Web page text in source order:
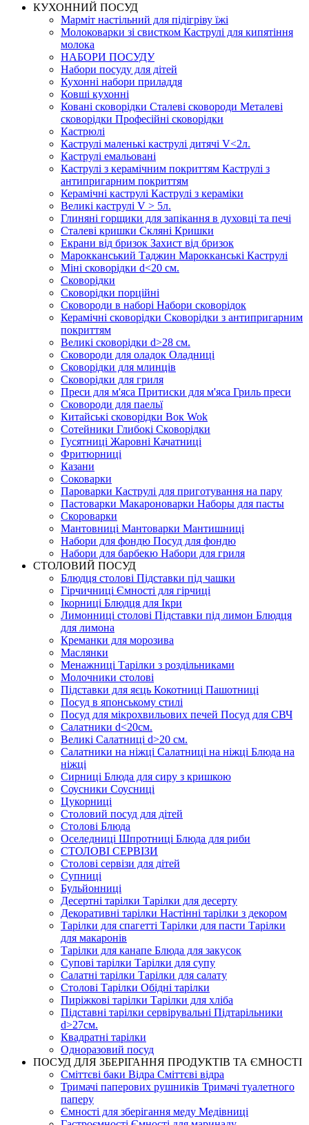
КУХОННИЙ ПОСУД
Марміт настільний для підігріву їжі
Молоковарки зі свистком Каструлі для кипятіння
молока
НАБОРИ ПОСУДУ
Набори посуду для дітей
Кухонні набори приладдя
Ковші кухонні
Ковані сковорідки Сталеві сковороди Металеві
сковорідки Професійні сковорідки
Кастрюлі
Каструлі маленькі каструлі дитячі V<2л.
Каструлі емальовані
Каструлі з керамічним покриттям Каструлі з
антипригарним покриттям
Керамічні каструлі Каструлі з кераміки
Великі каструлі V > 5л.
Глиняні горщики для запікання в духовці та печі
Сталеві кришки Скляні Кришки
Екрани від бризок Захист від бризок
Марокканський Таджин Марокканські Каструлі
Міні сковорідки d<20 см.
Сковорідки
Сковорідки порційні
Сковороди в наборі Набори сковорідок
Керамічні сковорідки Сковорідки з антипригарним
покриттям
Великі сковорідки d>28 см.
Сковороди для оладок Оладниці
Сковорідки для млинців
Сковорідки для гриля
Преси для м'яса Притиски для м'яса Гриль преси
Сковороди для паельї
Китайські сковорідки Вок Wok
Сотейники Глибокі Сковорідки
Гусятниці Жаровні Качатниці
Фритюрниці
Казани
Соковарки
Пароварки Каструлі для приготування на пару
Пастоварки Макароноварки Наборы для пасты
Скороварки
Мантовниці Мантоварки Мантишниці
Набори для фондю Посуд для фондю
Набори для барбекю Набори для гриля
СТОЛОВИЙ ПОСУД
Блюдця столові Підставки під чашки
Гірчичниці Ємності для гірчиці
Ікорниці Блюдця для Ікри
Лимонниці столові Підставки під лимон Блюдця
для лимона
Креманки для морозива
Маслянки
Менажниці Тарілки з роздільниками
Молочники столові
Підставки для яєць Кокотниці Пашотниці
Посуд в японському стилі
Посуд для мікрохвильових печей Посуд для СВЧ
Салатники d<20см.
Великі Салатниці d>20 см.
Салатники на ніжці Салатниці на ніжці Блюда на
ніжці
Сирниці Блюда для сиру з кришкою
Соусники Соусниці
Цукорниці
Столовий посуд для дітей
Столові Блюда
Оселедниці Шпротниці Блюда для риби
СТОЛОВІ СЕРВІЗИ
Столові сервізи для дітей
Супниці
Бульйонниці
Десертні тарілки Тарілки для десерту
Декоративні тарілки Настінні тарілки з декором
Тарілки для спагетті Тарілки для пасти Тарілки
для макаронів
Тарілки для канапе Блюда для закусок
Супові тарілки Тарілки для супу
Салатні тарілки Тарілки для салату
Столові Тарілки Обідні тарілки
Пиріжкові тарілки Тарілки для хліба
Підставні тарілки сервірувальні Підтарільники
d>27см.
Квадратні тарілки
Одноразовий посуд
ПОСУД ДЛЯ ЗБЕРІГАННЯ ПРОДУКТІВ ТА ЄМНОСТІ
Сміттєві баки Відра Сміттєві відра
Тримачі паперових рушників Тримачі туалетного
паперу
Ємності для зберігання меду Медівниці